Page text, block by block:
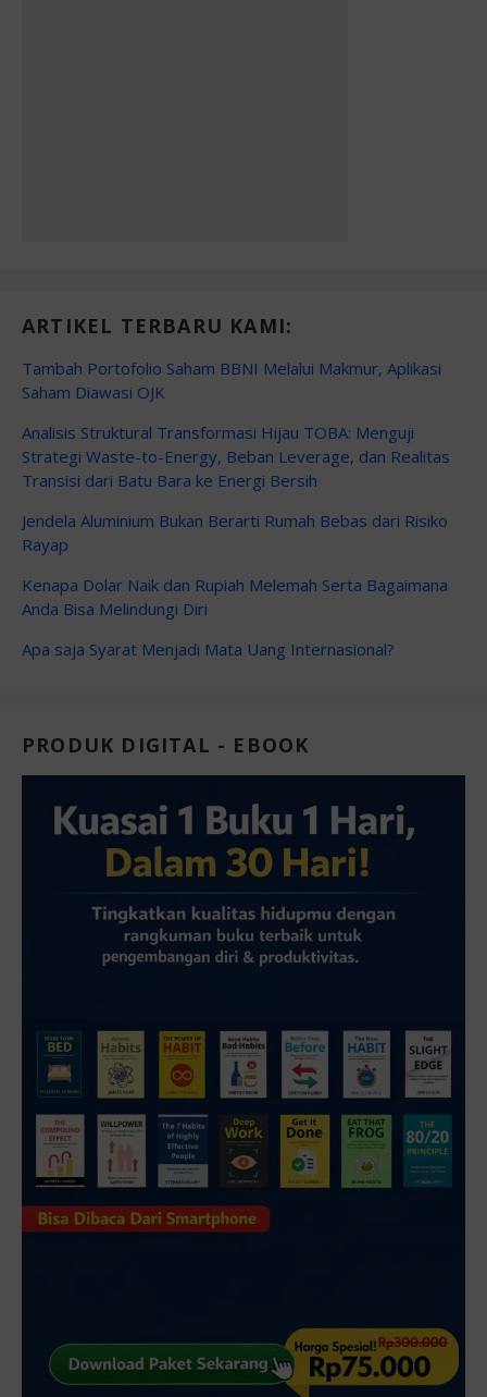
ARTIKEL TERBARU KAMI:
Tambah Portofolio Saham BBNI Melalui Makmur, Aplikasi
Saham Diawasi OJK
Analisis Struktural Transformasi Hijau TOBA: Menguji
Strategi Waste-to-Energy, Beban Leverage, dan Realitas
Transisi dari Batu Bara ke Energi Bersih
Jendela Aluminium Bukan Berarti Rumah Bebas dari Risiko
Rayap
Kenapa Dolar Naik dan Rupiah Melemah Serta Bagaimana
Anda Bisa Melindungi Diri
Apa saja Syarat Menjadi Mata Uang Internasional?
PRODUK DIGITAL - EBOOK